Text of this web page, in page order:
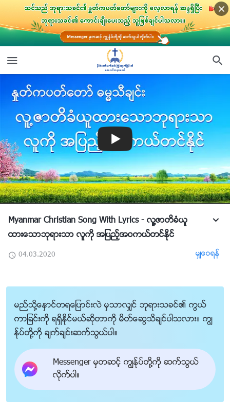
Myanmar Christian Song With Lyrics - လူ႔ဇာတိခံယူ
ထားေသာဘုရားသာ လူကို အျပည့္အဝကယ္တင္ႏိုင္
04.03.2020 မွ်ေဝရန္
မည္သို႔ေႏွာင္တရေျပာင္းလဲ မွသာလွ်င္ ဘုရားသခင္၏ ကြယ္
ကာျခင္းကို ရရွိႏိုင္မယ္ဆိုတာကို မိတ္ေဆြသိခ်င္ပါသလား။ ကြၽ
န္ုပ္တို႔ကို ခ်က္ခ်င္းဆက္သြယ္ပါ။
Messenger မွတဆင့္ ကြၽန္ုပ္တို႔ကို ဆက္သြယ္
လိုက္ပါ။